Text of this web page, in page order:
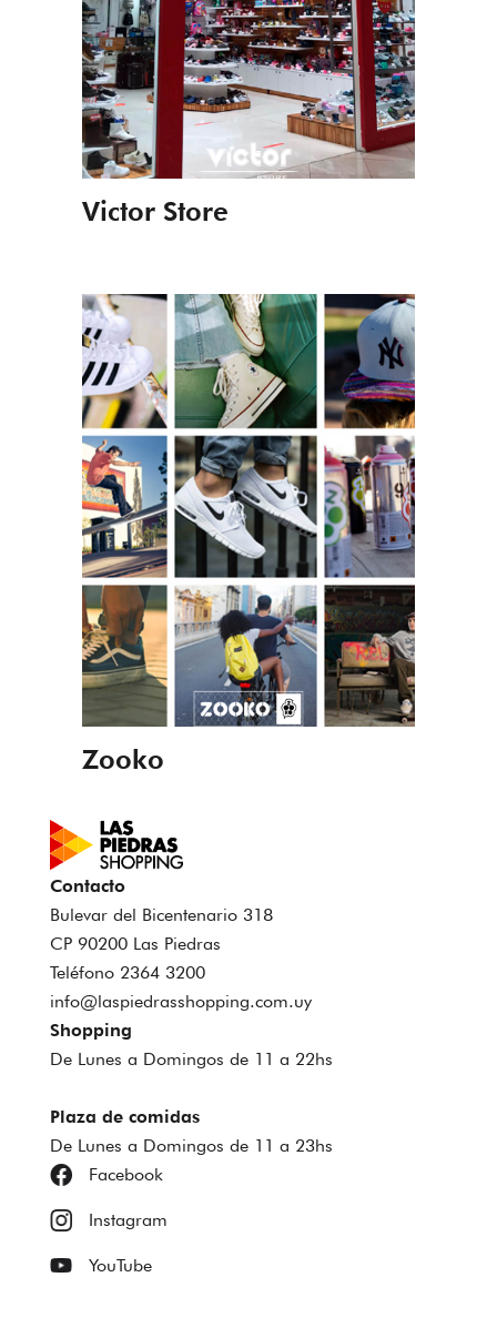
Victor Store
Zooko
Contacto
Bulevar del Bicentenario 318
CP 90200 Las Piedras
Teléfono 2364 3200
info@laspiedrasshopping.com.uy
Shopping
De Lunes a Domingos de 11 a 22hs
Plaza de comidas
De Lunes a Domingos de 11 a 23hs
Facebook
Instagram
YouTube